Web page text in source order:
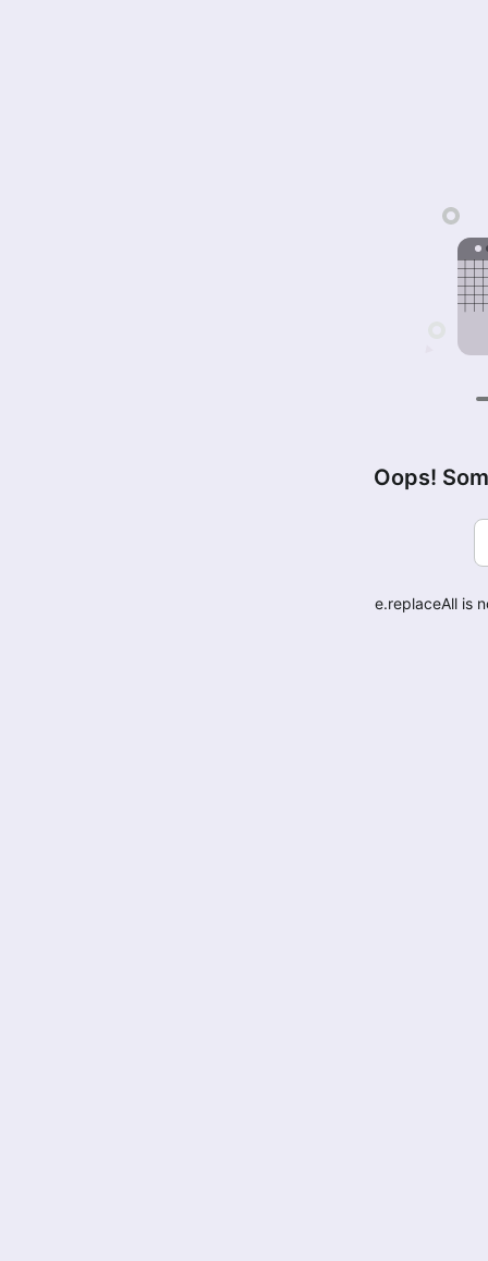
Oops!
e.replaceAll is